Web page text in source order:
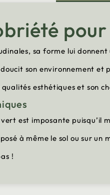
sa forme lui
son environnement et
esthétiques et son
est imposante puisqu’il
à même le sol ou sur un
!